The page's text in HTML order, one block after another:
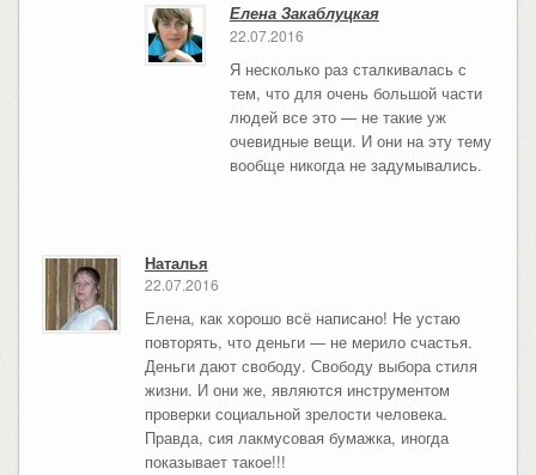
Елена Закаблуцкая
22.07.2016
Я несколько раз сталкивалась с
тем, что для очень большой части
людей все это — не такие уж
очевидные вещи. И они на эту тему
вообще никогда не задумывались.
Наталья
22.07.2016
Елена, как хорошо всё написано! Не устаю
повторять, что деньги — не мерило счастья.
Деньги дают свободу. Свободу выбора стиля
жизни. И они же, являются инструментом
проверки социальной зрелости человека.
Правда, сия лакмусовая бумажка, иногда
показывает такое!!!